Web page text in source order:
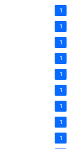
1
1
1
1
1
1
1
1
1